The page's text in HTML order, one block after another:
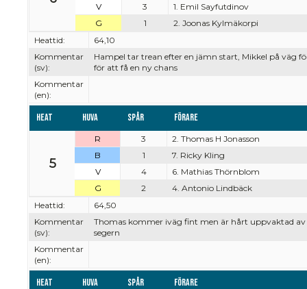
V 3
1. Emil Sayfutdinov
G
1
2. Joonas Kylmäkorpi
Heattid:
64,10
Kommentar
(sv):
Hampel tar trean efter en jämn start, Mikkel på väg
för att få en ny chans
Kommentar
(en):
Heat Huva Spår Förare
5
R 3
2. Thomas H Jonasson
B
1
7. Ricky Kling
V
4
6. Mathias Thörnblom
G
2
4. Antonio Lindbäck
Heattid:
64,50
Kommentar
(sv):
Thomas kommer iväg fint men är hårt uppvaktad
segern
Kommentar
(en):
Heat Huva Spår Förare